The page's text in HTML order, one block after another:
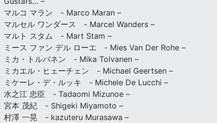
マルコ マラン - Marco Maran –
マルセル ワンダース - Marcel Wanders –
マルト スタム - Mart Stam –
ミース ファン デル ローエ - Mies Van Der Rohe –
ミカ・トルバネン - Mika Tolvanen –
ミカエル・ヒェーチェン - Michael Geertsen –
ミケーレ・デ・ルッキ - Michele De Lucchi –
水之江 忠臣 - Tadaomi Mizunoe –
宮本 茂紀 - Shigeki Miyamoto –
村澤 一晃 - kazuteru Murasawa –